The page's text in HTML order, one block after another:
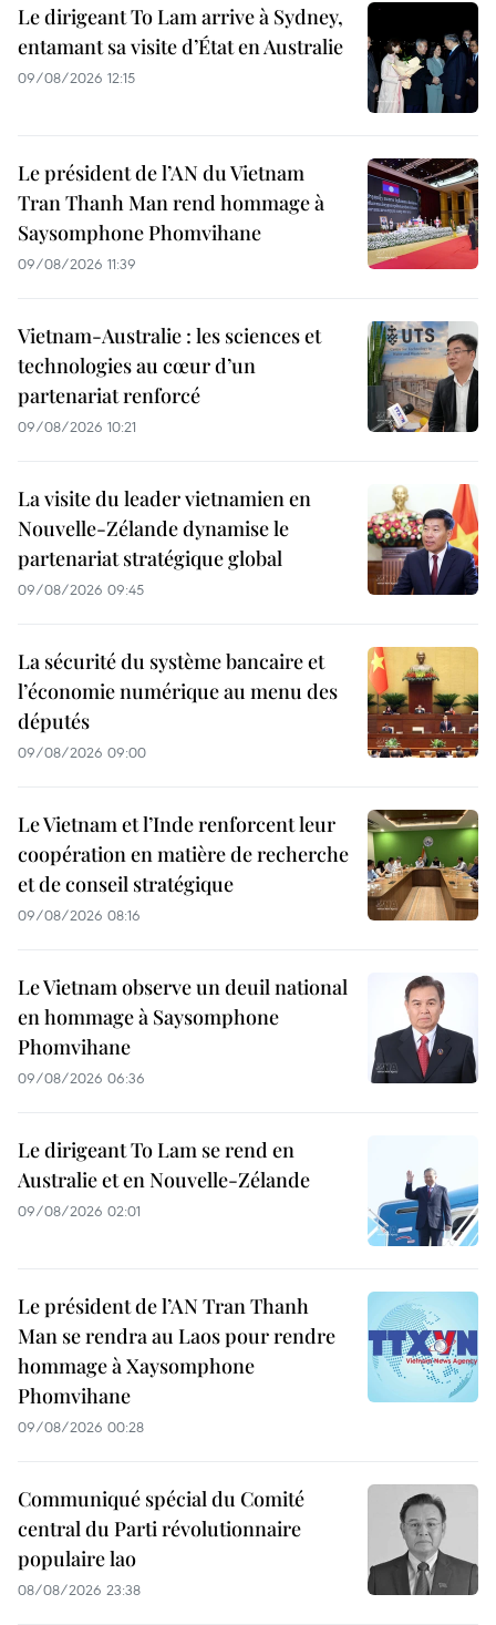
Le dirigeant To Lam arrive à Sydney,
entamant sa visite d’État en Australie
09/08/2026 12:15
Le président de l’AN du Vietnam
Tran Thanh Man rend hommage à
Saysomphone Phomvihane
09/08/2026 11:39
Vietnam-Australie : les sciences et
technologies au cœur d’un
partenariat renforcé
09/08/2026 10:21
La visite du leader vietnamien en
Nouvelle-Zélande dynamise le
partenariat stratégique global
09/08/2026 09:45
La sécurité du système bancaire et
l’économie numérique au menu des
députés
09/08/2026 09:00
Le Vietnam et l’Inde renforcent leur
coopération en matière de recherche
et de conseil stratégique
09/08/2026 08:16
Le Vietnam observe un deuil national
en hommage à Saysomphone
Phomvihane
09/08/2026 06:36
Le dirigeant To Lam se rend en
Australie et en Nouvelle-Zélande
09/08/2026 02:01
Le président de l’AN Tran Thanh
Man se rendra au Laos pour rendre
hommage à Xaysomphone
Phomvihane
09/08/2026 00:28
Communiqué spécial du Comité
central du Parti révolutionnaire
populaire lao
08/08/2026 23:38